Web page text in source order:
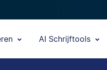
AI Schrijftools